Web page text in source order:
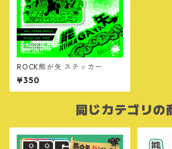
ROCK熊が矢 ステッカー
¥350
同じカテゴリの